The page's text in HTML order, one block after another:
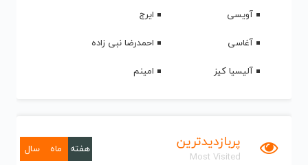
آویسی
ایرج
آغاسی
احمدرضا نبی زاده
آلیسیا کیز
امینم
پربازدیدترین
Most Visited
هفته ماه سال